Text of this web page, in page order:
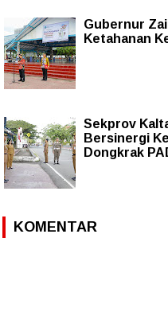
Gubernur
Ketahanan
Sekprov
Bersinergi
Dongkrak
KOMENTAR